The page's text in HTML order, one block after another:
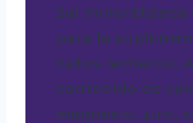
Sal mineralizada
para la
hatos lecheros.
contenido de
magnesio, zinc,